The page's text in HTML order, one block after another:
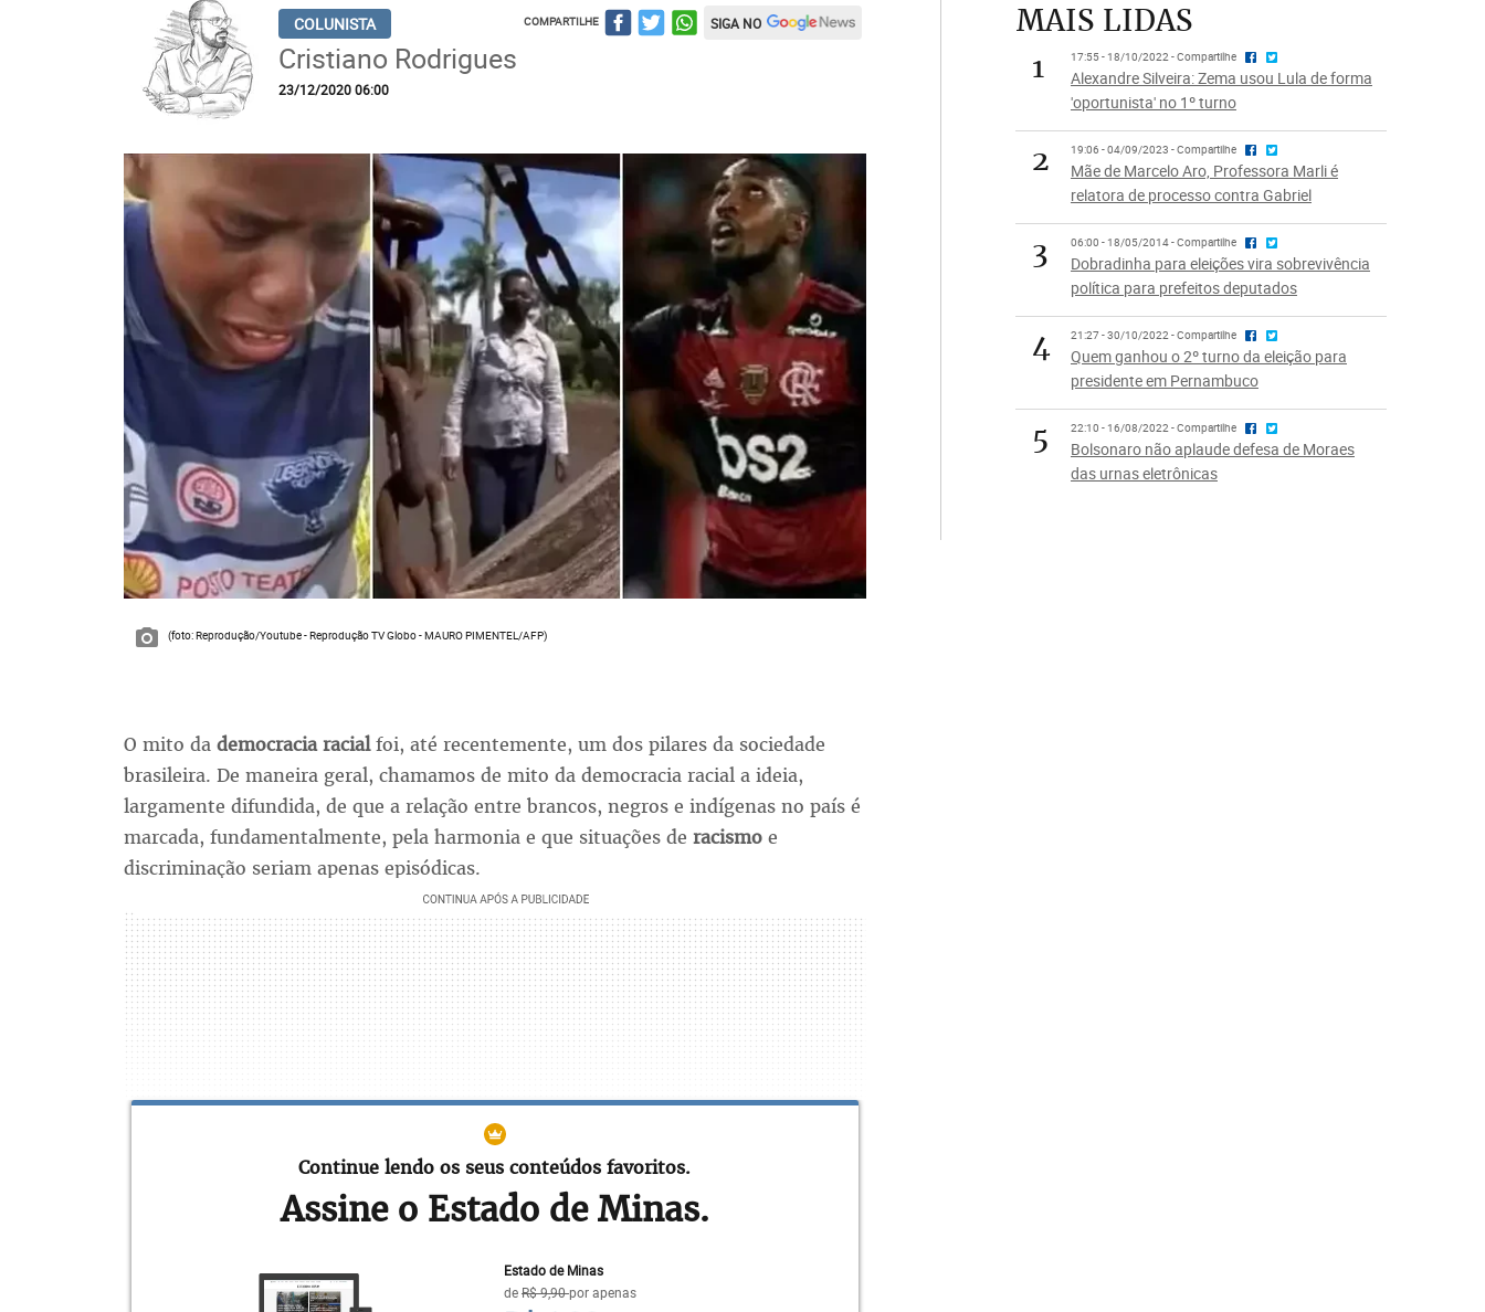
Cristiano Rodrigues
23/12/2020 06:00
COMPARTILHE SIGA NO
(foto: Reprodução/Youtube - Reprodução TV Globo - MAURO PIMENTEL/AFP)
O mito da democracia racialfoi, até recentemente, um dos pilares da sociedade
brasileira. De maneira geral, chamamos de mito da democracia racial a ideia,
largamente difundida, de que a relação entre brancos, negros e indígenas no país é
marcada, fundamentalmente, pela harmonia e que situações de racismo e
discriminação seriam apenas episódicas.
Continue lendo os seus conteúdos favoritos.
Assine o Estado de Minas.
Estado de Minas
deR$ 9,90por apenas
MAIS LIDAS
1
17:55 - 18/10/2022 - Compartilhe
Alexandre Silveira: Zema usou Lula de forma
'oportunista' no 1º turno
2 19:06 - 04/09/2023 - Compartilhe
Mãe de Marcelo Aro, Professora Marli é
relatora de processo contra Gabriel
3 06:00 - 18/05/2014 - Compartilhe
Dobradinha para eleições vira sobrevivência
política para prefeitos deputados
4 21:27 - 30/10/2022 - Compartilhe
Quem ganhou o 2º turno da eleição para
presidente em Pernambuco
5 22:10 - 16/08/2022 - Compartilhe
Bolsonaro não aplaude defesa de Moraes
das urnas eletrônicas